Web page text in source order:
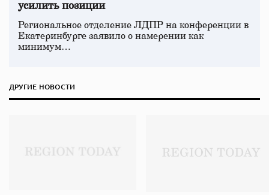
усилить позиции
Региональное отделение ЛДПР на конференции в
Екатеринбурге заявило о намерении как
минимум…
ДРУГИЕ НОВОСТИ